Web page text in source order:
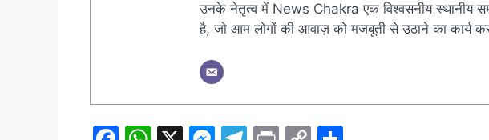
उनके नेतृत्व में News Chakra एक विश्वसनीय स्थानीय
है, जो आम लोगों की आवाज़ को मजबूती से उठाने का कार्य